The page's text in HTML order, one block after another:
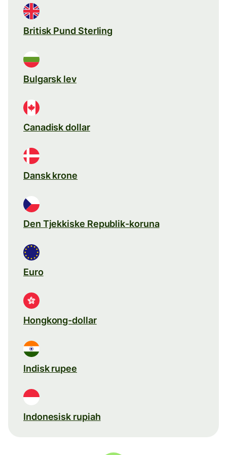
Britisk Pund Sterling
Bulgarsk lev
Canadisk dollar
Dansk krone
Den Tjekkiske Republik-koruna
Euro
Hongkong-dollar
Indisk rupee
Indonesisk rupiah